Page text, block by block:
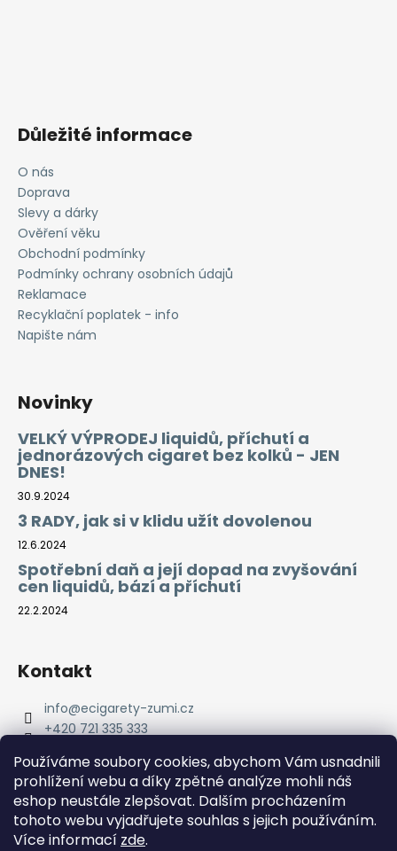
Používáme soubory cookies, abychom Vám usnadnili
prohlížení webu a díky zpětné analýze mohli náš
eshop neustále zlepšovat. Dalším procházením
tohoto webu vyjadřujete souhlas s jejich používáním.
Více informací zde.
Důležité informace
O nás
Doprava
Slevy a dárky
Ověření věku
Obchodní podmínky
Podmínky ochrany osobních údajů
Reklamace
Recyklační poplatek - info
Napište nám
Novinky
VELKÝ VÝPRODEJ liquidů, příchutí a
jednorázových cigaret bez kolků - JEN
DNES!
30.9.2024
3 RADY, jak si v klidu užít dovolenou
12.6.2024
Spotřební daň a její dopad na zvyšování
cen liquidů, bází a příchutí
22.2.2024
Kontakt
info@ecigarety-zumi.cz
+420 721 335 333